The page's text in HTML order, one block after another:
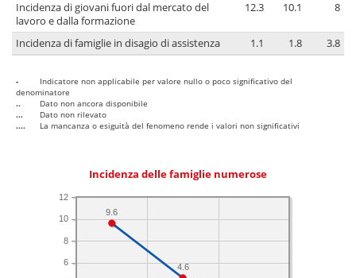
Incidenza di giovani fuori dal mercato del
lavoro e dalla formazione
12.3 10.1 8
Incidenza di famiglie in disagio di assistenza 1.1 1.8 3.8
-
Indicatore non applicabile per valore nullo o poco significativo del
denominatore
..
Dato non ancora disponibile
...
Dato non rilevato
....
La mancanza o esiguità del fenomeno rende i valori non significativi
Incidenza delle famiglie numerose
6
8
10
12
4.6
9.6